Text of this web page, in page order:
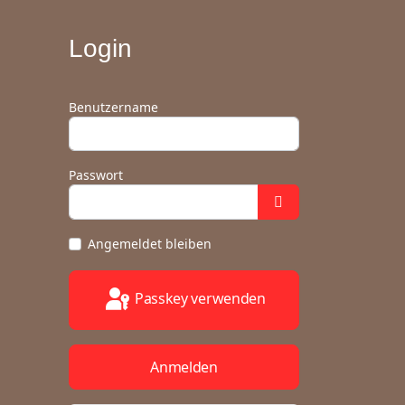
Login
Benutzername
Passwort
Angemeldet bleiben
Passkey verwenden
Anmelden